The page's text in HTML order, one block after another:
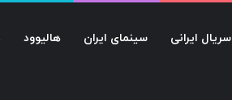
سریال ایرانی سینمای ایران هالیوود